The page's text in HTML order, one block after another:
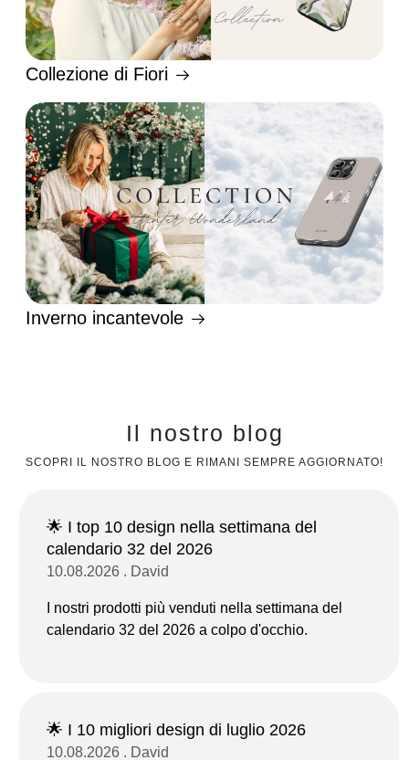
Collezione di Fiori
Inverno incantevole
Il nostro blog
SCOPRI IL NOSTRO BLOG E RIMANI SEMPRE AGGIORNATO!
🌟 I top 10 design nella settimana del
calendario 32 del 2026
10.08.2026 . David
I nostri prodotti più venduti nella settimana del
calendario 32 del 2026 a colpo d'occhio.
🌟 I 10 migliori design di luglio 2026
10.08.2026 . David